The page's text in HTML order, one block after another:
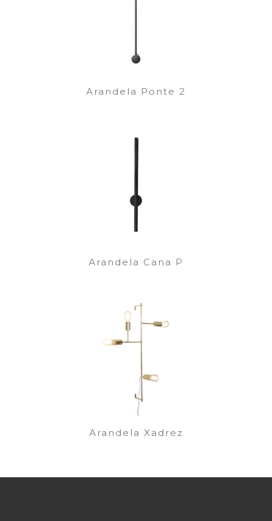
Arandela Ponte 2
Arandela Cana P
Arandela Xadrez